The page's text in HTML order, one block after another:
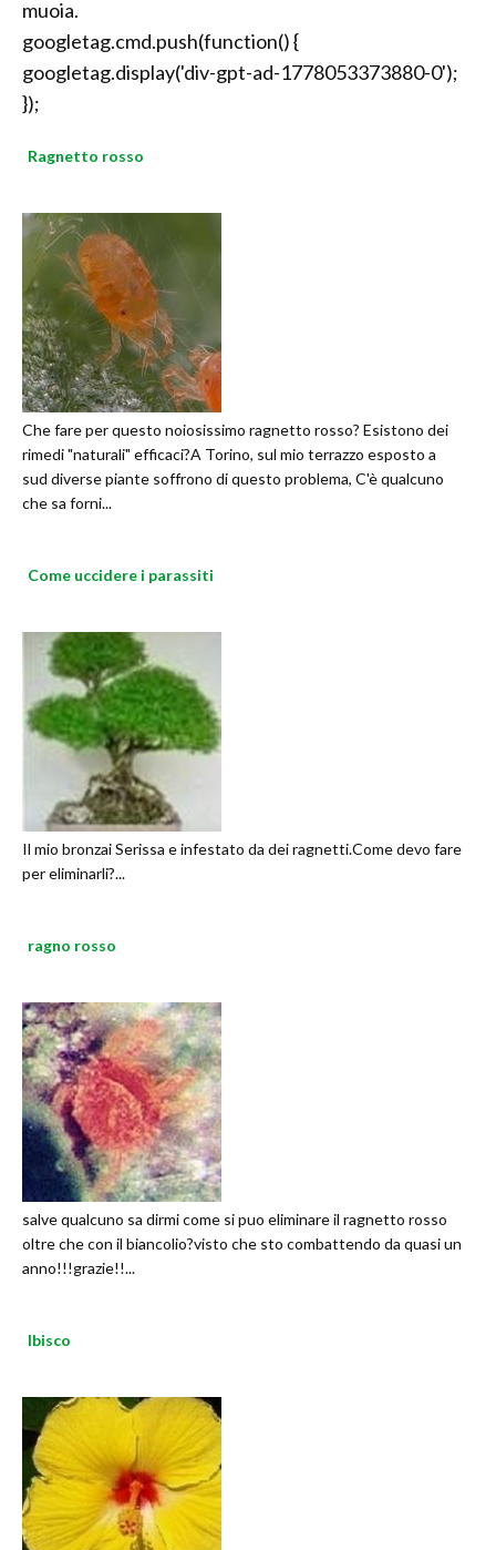
muoia.
googletag.cmd.push(function() {
googletag.display('div-gpt-ad-1778053373880-0');
});
Ragnetto rosso
Che fare per questo noiosissimo ragnetto rosso? Esistono dei
rimedi "naturali" efficaci?A Torino, sul mio terrazzo esposto a
sud diverse piante soffrono di questo problema, C'è qualcuno
che sa forni...
Come uccidere i parassiti
Il mio bronzai Serissa e infestato da dei ragnetti.Come devo fare
per eliminarli?...
ragno rosso
salve qualcuno sa dirmi come si puo eliminare il ragnetto rosso
oltre che con il biancolio?visto che sto combattendo da quasi un
anno!!!grazie!!...
Ibisco